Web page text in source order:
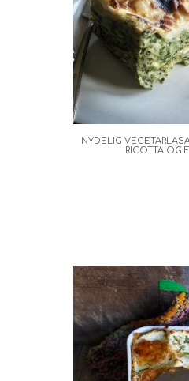
NYDELIG
RICOTTA OG